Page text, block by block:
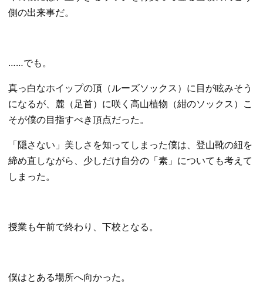
側の出来事だ。
​……でも。
真っ白なホイップの頂（ルーズソックス）に目が眩みそう
になるが、麓（足首）に咲く高山植物（紺のソックス）こ
そが僕の目指すべき頂点だった。
「隠さない」美しさを知ってしまった僕は、登山靴の紐を
締め直しながら、少しだけ自分の「素」についても考えて
しまった。
授業も午前で終わり、下校となる。
僕はとある場所へ向かった。